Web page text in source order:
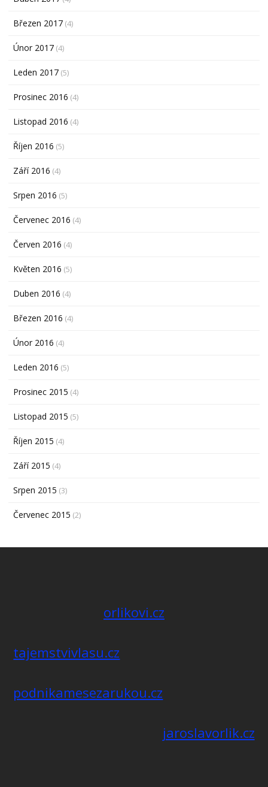
Březen 2017 (4)
Únor 2017 (4)
Leden 2017 (5)
Prosinec 2016 (4)
Listopad 2016 (4)
Říjen 2016 (5)
Září 2016 (4)
Srpen 2016 (5)
Červenec 2016 (4)
Červen 2016 (4)
Květen 2016 (5)
Duben 2016 (4)
Březen 2016 (4)
Únor 2016 (4)
Leden 2016 (5)
Prosinec 2015 (4)
Listopad 2015 (5)
Říjen 2015 (4)
Září 2015 (4)
Srpen 2015 (3)
Červenec 2015 (2)
orlikovi.cz
tajemstvivlasu.cz
podnikamesezarukou.cz
jaroslavorlik.cz